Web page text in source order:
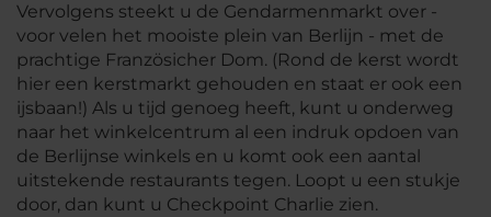
Vervolgens steekt u de Gendarmenmarkt over -
voor velen het mooiste plein van Berlijn - met de
prachtige Französicher Dom. (Rond de kerst wordt
hier een kerstmarkt gehouden en staat er ook een
ijsbaan!) Als u tijd genoeg heeft, kunt u onderweg
naar het winkelcentrum al een indruk opdoen van
de Berlijnse winkels en u komt ook een aantal
uitstekende restaurants tegen. Loopt u een stukje
door, dan kunt u Checkpoint Charlie zien.